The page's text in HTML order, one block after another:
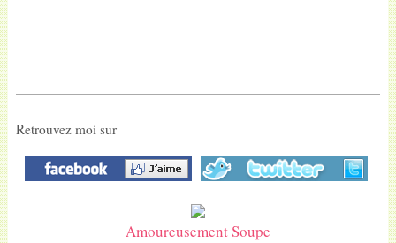
Retrouvez moi sur
Amoureusement Soupe